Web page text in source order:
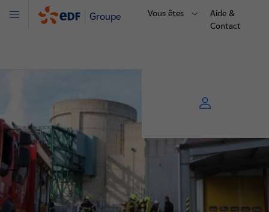
Groupe Vous êtes
Aide &
Contact
Menu